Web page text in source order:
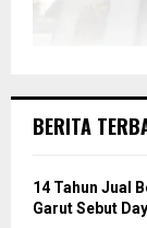
BERITA
14 Tahun Jual
Garut Sebut